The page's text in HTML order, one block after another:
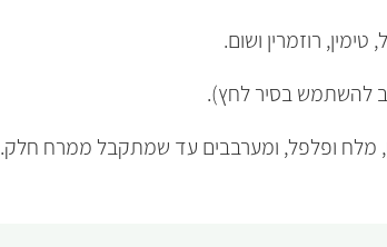
רוזמרין ושום.
להשתמש בסיר לחץ).
מלח ופלפל, ומערבבים עד שמתקבל ממרח חלק.